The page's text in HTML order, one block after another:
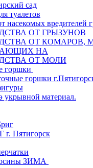
сад
туалетов
насекомых вредителей
ОТ ГРЫЗУНОВ
ОТ КОМАРОВ,
НА
ОТ МОЛИ
горшки
горшки
укрывной материал.
Пятигорск
ЗИМА